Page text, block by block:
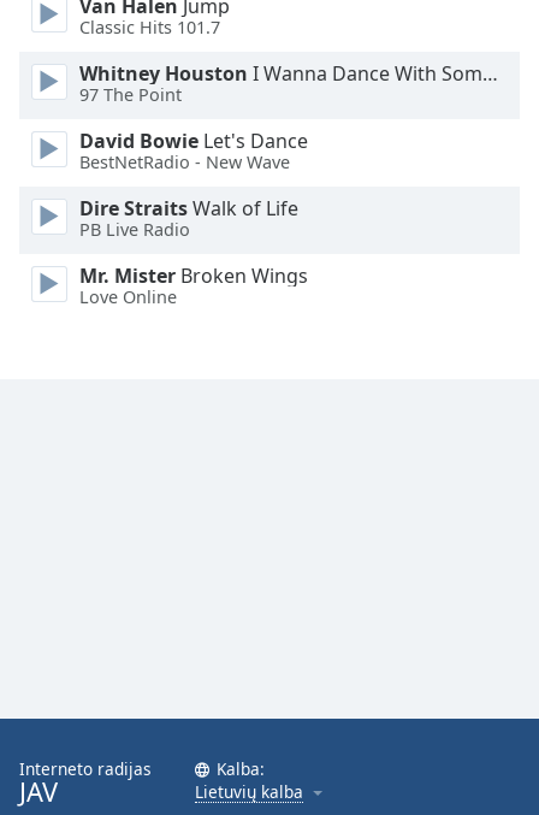
Font
Family
Reset
Done
Modal
Dialog
dialog
Van Halen Jump
Classic Hits 101.7
Whitney Houston I Wanna Dance With Somebody
97 The Point
David Bowie Let's Dance
BestNetRadio - New Wave
Dire StraitsWalk of Life
PB Live Radio
Mr. Mister Broken Wings
Love Online
Interneto radijas
JAV
Kalba:
Lietuvių kalba